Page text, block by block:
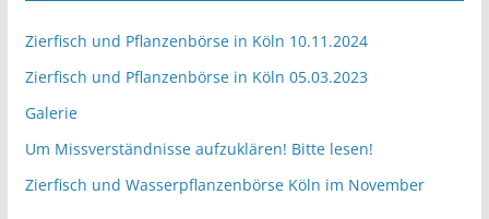
Zierfisch und Pflanzenbörse in Köln 10.11.2024
Zierfisch und Pflanzenbörse in Köln 05.03.2023
Galerie
Um Missverständnisse aufzuklären! Bitte lesen!
Zierfisch und Wasserpflanzenbörse Köln im November